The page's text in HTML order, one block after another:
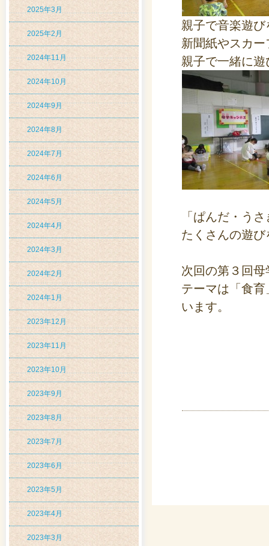
2025年3月
2025年2月
2024年11月
2024年10月
2024年9月
2024年8月
2024年7月
2024年6月
2024年5月
2024年4月
2024年3月
2024年2月
2024年1月
2023年12月
2023年11月
2023年10月
2023年9月
2023年8月
2023年7月
2023年6月
2023年5月
2023年4月
2023年3月
親子で音楽遊
新聞紙やスカ
親子で一緒に
「ぱんだ・う
たくさんの遊
次回の第３回
テーマは「食
います。